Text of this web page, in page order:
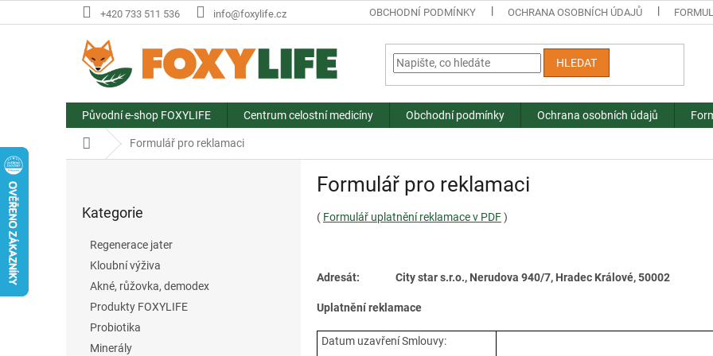
na
+420 733 511 536 info@foxylife.cz OBCHODNÍ PODMÍNKY OCHRANA OSOBNÍCH ÚDAJŮ
HLEDAT
Původní e-shop FOXYLIFE Centrum celostní medicíny Obchodní podmínky Ochrana osobních údajů
Domů Formulář pro reklamaci
kategorie
Kategorie
Regenerace jater
Kloubní výživa
Akné, růžovka, demodex
Produkty FOXYLIFE
Probiotika
Minerály
Formulář pro reklamaci
( Formulář uplatnění reklamace v PDF)
Adresát: City star s.r.o., Nerudova 940/7, Hradec Králové, 50002
Uplatnění reklamace
Datum uzavření Smlouvy: